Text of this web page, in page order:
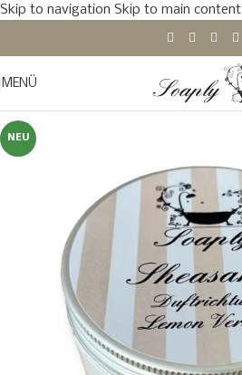
Skip to navigation Skip to main content
MENÜ
NEU